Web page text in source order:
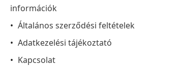
információk
Általános szerződési feltételek
Adatkezelési tájékoztató
Kapcsolat